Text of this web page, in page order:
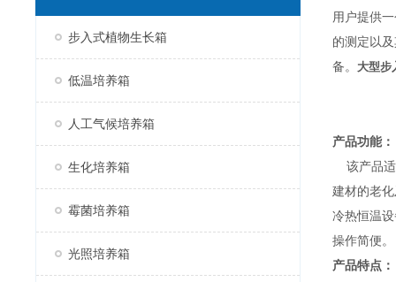
步入式植物生长箱
低温培养箱
人工气候培养箱
生化培养箱
霉菌培养箱
光照培养箱
用户提供
的测定以
备。 大型步
产品功能：
该产品适
建材的老
冷热恒温
操作简便。
产品特点：